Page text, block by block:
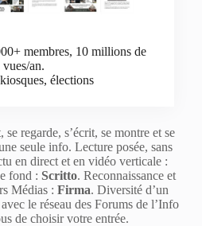
membres, 10 millions de
vues/an.
élections
regarde, s’écrit, se montre et se
seule info. Lecture posée, sans
en direct et en vidéo verticale :
fond : Scritto. Reconnaissance et
Médias :Firma. Diversité d’un
le réseau des Forums de l’Info
de choisir votre entrée.